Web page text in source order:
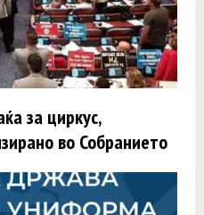
за циркус,
во Собранието